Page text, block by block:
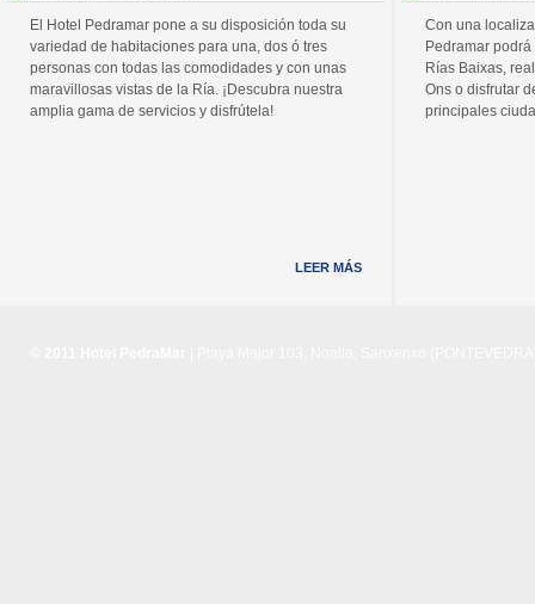
El Hotel Pedramar pone a su disposición toda su
variedad de habitaciones para una, dos ó tres
personas con todas las comodidades y con unas
maravillosas vistas de la Ría. ¡Descubra nuestra
amplia gama de servicios y disfrútela!
LEER MÁS
Con una
Pedramar
Rías Baixas,
Ons o disfrutar
principales